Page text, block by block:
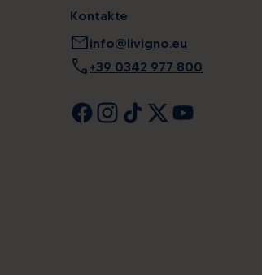
Kontakte
mailinfo@livigno.eu
call +39 0342 977 800